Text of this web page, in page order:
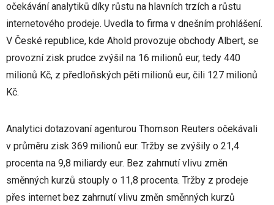
očekávání analytiků díky růstu na hlavních trzích a růstu
internetového prodeje. Uvedla to firma v dnešním prohlášení.
V České republice, kde Ahold provozuje obchody Albert, se
provozní zisk prudce zvýšil na 16 milionů eur, tedy 440
milionů Kč, z předloňských pěti milionů eur, čili 127 milionů
Kč.
Analytici dotazovaní agenturou Thomson Reuters očekávali
v průměru zisk 369 milionů eur. Tržby se zvýšily o 21,4
procenta na 9,8 miliardy eur. Bez zahrnutí vlivu změn
směnných kurzů stouply o 11,8 procenta. Tržby z prodeje
přes internet bez zahrnutí vlivu změn směnných kurzů